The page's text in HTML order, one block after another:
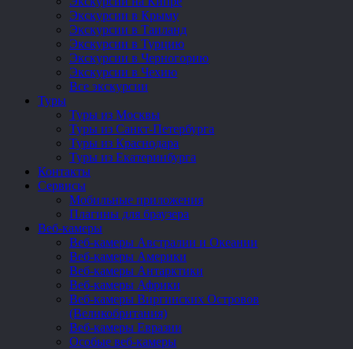
Экскурсии в Крыму
Экскурсии в Таиланд
Экскурсии в Турцию
Экскурсии в Черногорию
Экскурсии в Чехию
Все экскурсии
Туры
Туры из Москвы
Туры из Санкт-Петербурга
Туры из Краснодара
Туры из Екатеринбурга
Контакты
Сервисы
Мобильные приложения
Плагины для браузера
Веб-камеры
Веб-камеры Австралии и Океании
Веб-камеры Америки
Веб-камеры Антарктики
Веб-камеры Африки
Веб-камеры Виргинских Островов
(Великобритания)
Веб-камеры Евразии
Особые веб-камеры